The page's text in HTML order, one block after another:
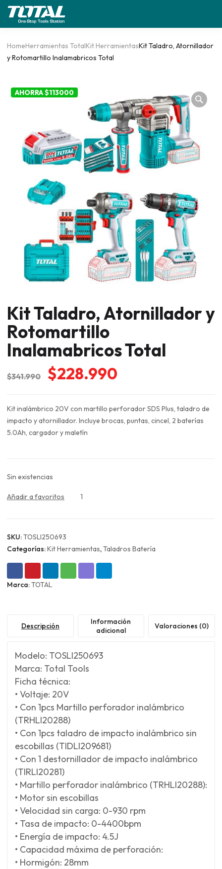
HomeHerramientas TotalKit HerramientasKit Taladro, Atornillador
y Rotomartillo Inalamabricos Total
AHORRA $113000
Kit Taladro, Atornillador y
Rotomartillo
Inalamabricos Total
$341.990
El
original
era:
$341.990.
$228.990
actual
es:
Kit inalámbrico 20V con martillo perforador SDS Plus, taladro de
impacto y atornillador. Incluye brocas, puntas, cincel, 2 baterías
5.0Ah, cargador y maletín
Sin existencias
Añadir a favoritos 1
SKU:TOSLI250693
Categorías:Kit Herramientas,Taladros Batería
Marca:TOTAL
Descripción
Información
adicional
Valoraciones (0)
Modelo: TOSLI250693
Marca: Total Tools
Ficha técnica:
• Voltaje: 20V
• Con 1pcs Martillo perforador inalámbrico
(TRHLI20288)
• Con 1pcs taladro de impacto inalámbrico sin
escobillas (TIDLI209681)
• Con 1 destornillador de impacto inalámbrico
(TIRLI20281)
• Martillo perforador inalámbrico (TRHLI20288):
• Motor sin escobillas
• Velocidad sin carga: 0-930 rpm
• Tasa de impacto: 0-4400bpm
• Energía de impacto: 4.5J
• Capacidad máxima de perforación:
• Hormigón: 28mm